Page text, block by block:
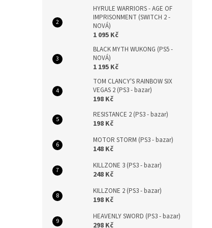
HYRULE WARRIORS - AGE OF
IMPRISONMENT (SWITCH 2 -
NOVÁ)
1 095 Kč
BLACK MYTH WUKONG (PS5 -
NOVÁ)
1 195 Kč
TOM CLANCY'S RAINBOW SIX
VEGAS 2 (PS3 - bazar)
198 Kč
RESISTANCE 2 (PS3 - bazar)
198 Kč
MOTOR STORM (PS3 - bazar)
148 Kč
KILLZONE 3 (PS3 - bazar)
248 Kč
KILLZONE 2 (PS3 - bazar)
198 Kč
HEAVENLY SWORD (PS3 - bazar)
298 Kč